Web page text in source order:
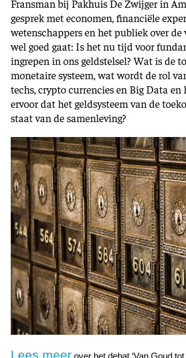
Fransman bij Pakhuis De Zwijger in
gesprek met economen, financiële
wetenschappers en het publiek over de
wel goed gaat: Is het nu tijd voor
ingrepen in ons geldstelsel? Wat is de
monetaire systeem, wat wordt de rol
techs, crypto currencies en Big Data en
ervoor dat het geldsysteem van de
staat van de samenleving?
Lees meer